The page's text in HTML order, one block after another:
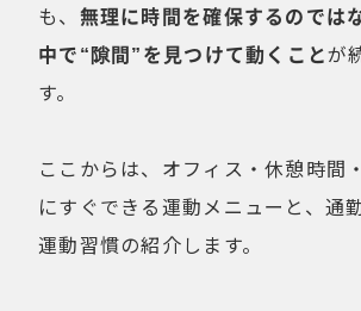
も、 無理に時間を確保するのでは
中で“隙間”を見つけて動くことが
す。
ここからは、オフィス・休憩時間
にすぐできる運動メニューと、通
運動習慣の紹介します。